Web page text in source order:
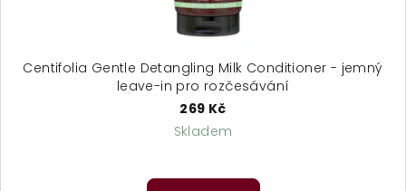
Centifolia Gentle Detangling Milk Conditioner - jemný
leave-in pro rozčesávání
269 Kč
Skladem